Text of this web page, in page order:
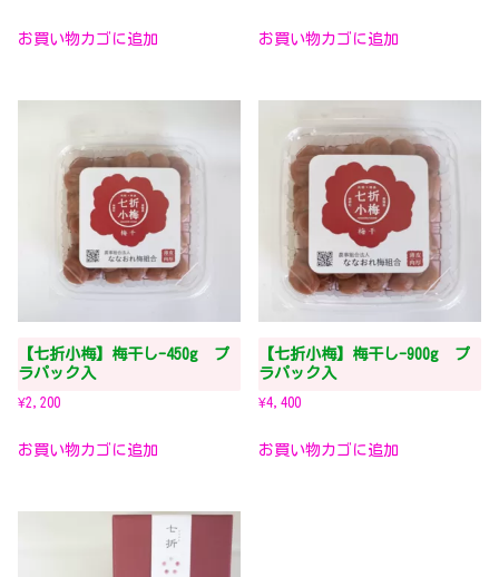
お買い物カゴに追加 お買い物カゴに追加
【七折小梅】梅干し-450g プ
ラパック入
¥2,200
お買い物カゴに追加
【七折小梅】梅干し-900g プ
ラパック入
¥4,400
お買い物カゴに追加